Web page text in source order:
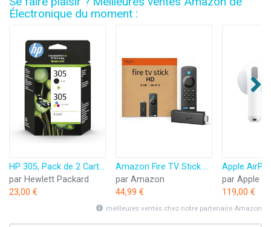
Électronique du moment :
HP 305, Pack de 2 Cartouches d’Encre Originales, 6ZD17AE, Noir, Cyan, Jaune, Magenta
par Hewlett Packard
23,00 €
Amazon Fire TV Stick HD (Nouvelle génération) | TV gratuite et en direct, télécommande vocale Alexa, contrôle de la maison connectée, streaming HD
par Amazon
44,99 €
par Apple
119,00 €
meilleures ventes chez notre partenaire Amazon